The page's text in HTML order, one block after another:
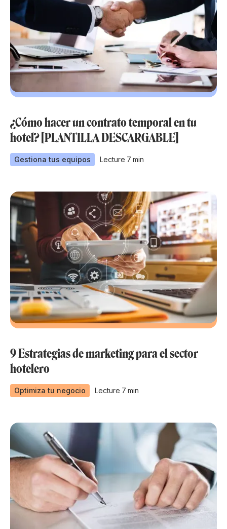
¿Cómo hacer un contrato temporal en tu
hotel? [PLANTILLA DESCARGABLE]
Gestiona tus equipos Lecture 7 min
9 Estrategias de marketing para el sector
hotelero
Optimiza tu negocio Lecture 7 min